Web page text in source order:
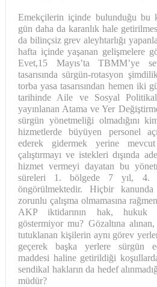
Emekçilerin içinde bulunduğu bu
gün daha da karanlık hale
da bilinçsiz grev aleyhtarlığı
hafta içinde yaşanan gelişmelere
Evet,15 Mayıs’ta TBMM’ye
tasarısında sürgün-rotasyon
torba yasa tasarısından hemen iki
tarihinde Aile ve Sosyal
yayınlanan Atama ve Yer
sürgün yönetmeliği olmadığını
hizmetlerde büyüyen personel
ederek gidermek yerine
çalıştırmayı ve istekleri dışında
hizmet vermeyi dayatan bu
süreleri 1. bölgede 7 yıl, 4.
öngörülmektedir. Hiçbir
zorunlu çalışma olmamasına
AKP iktidarının hak, hukuk
göstermiyor mu? Gözaltına
tutuklanan kişilerin aynı görev
geçerek başka yerlere sürgün
maddesi haline getirildiği
sendikal hakların da hedef
müdür?